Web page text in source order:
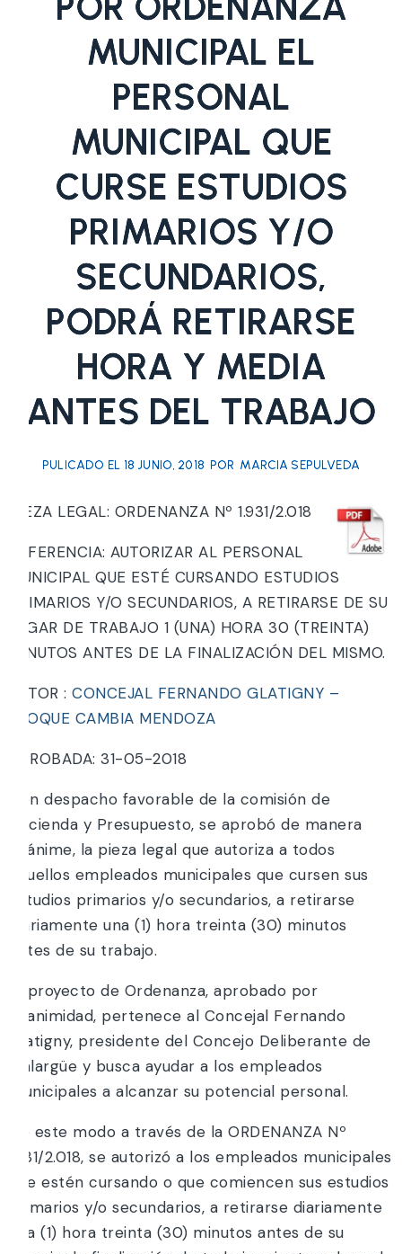
MUNICIPAL EL
PERSONAL
MUNICIPAL QUE
CURSE ESTUDIOS
PRIMARIOS Y/O
SECUNDARIOS,
PODRÁ RETIRARSE
HORA Y MEDIA
ANTES DEL TRABAJO
PULICADO EL 18 JUNIO, 2018 POR MARCIA SEPULVEDA
PIEZA LEGAL: ORDENANZA Nº 1.931/2.018
REFERENCIA: AUTORIZAR AL PERSONAL
MUNICIPAL QUE ESTÉ CURSANDO ESTUDIOS
PRIMARIOS Y/O SECUNDARIOS, A RETIRARSE DE SU
LUGAR DE TRABAJO 1 (UNA) HORA 30 (TREINTA)
MINUTOS ANTES DE LA FINALIZACIÓN DEL MISMO.
AUTOR : CONCEJAL FERNANDO GLATIGNY –
BLOQUE CAMBIA MENDOZA
APROBADA: 31-05-2018
Con despacho favorable de la comisión de
Hacienda y Presupuesto, se aprobó de manera
unánime, la pieza legal que autoriza a todos
aquellos empleados municipales que cursen sus
estudios primarios y/o secundarios, a retirarse
diariamente una (1) hora treinta (30) minutos
antes de su trabajo.
El proyecto de Ordenanza, aprobado por
unanimidad, pertenece al Concejal Fernando
Glatigny, presidente del Concejo Deliberante de
Malargüe y busca ayudar a los empleados
municipales a alcanzar su potencial personal.
De este modo a través de la ORDENANZA Nº
1931/2.018, se autorizó a los empleados municipales
que estén cursando o que comiencen sus estudios
primarios y/o secundarios, a retirarse diariamente
una (1) hora treinta (30) minutos antes de su